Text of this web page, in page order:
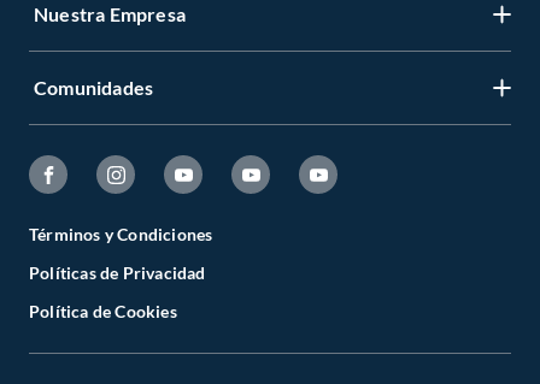
Nuestra Empresa
Comunidades
Términos y Condiciones
Políticas de Privacidad
Política de Cookies